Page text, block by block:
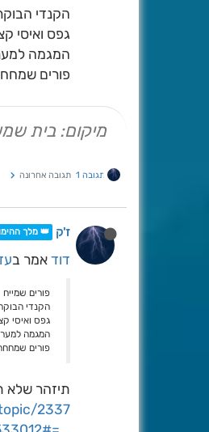
הקנדי
גפס ואיסי
המגמה
פורים
מיקום: בית
תגובה 1 תגובה אחרונה
ז'ק 👑 מלך
דוד אמר ב
פורים שמייח
הקנדי
גפס ואיסי
המגמה
פורים
תיזהר שלא